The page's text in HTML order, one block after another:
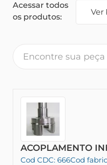
Acessar todos
os produtos:
Ver
ACOPLAMENTO
Cod CDC: 666Cod